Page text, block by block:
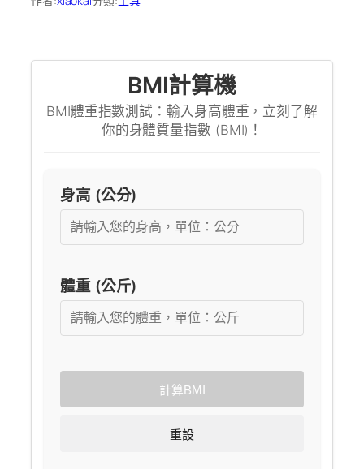
BMI計算機
BMI體重指數測試：輸入身高體重，立刻了解
你的身體質量指數 (BMI)！
身高 (公分)
體重 (公斤)
計算BMI
重設